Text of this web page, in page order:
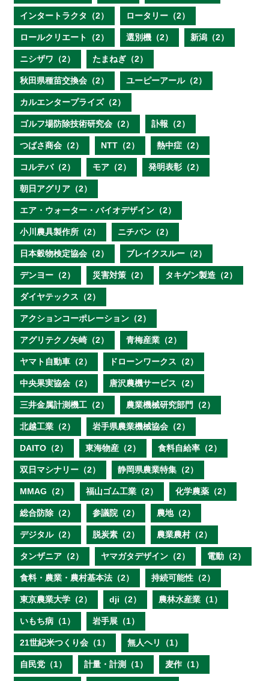
インタートラクタ（2） ロータリー（2）
ロールクリエート（2） 選別機（2） 新潟（2）
ニシザワ（2） たまねぎ（2）
秋田県種苗交換会（2） ユーピーアール（2）
カルエンタープライズ（2）
ゴルフ場防除技術研究会（2） 訃報（2）
つばさ商会（2） NTT（2） 熱中症（2）
コルテバ（2） モア（2） 発明表彰（2）
朝日アグリア（2）
エア・ウォーター・バイオデザイン（2）
小川農具製作所（2） ニチバン（2）
日本穀物検定協会（2） ブレイクスルー（2）
デンヨー（2） 災害対策（2） タキゲン製造（2）
ダイヤテックス（2）
アクションコーポレーション（2）
アグリテクノ矢崎（2） 青梅産業（2）
ヤマト自動車（2） ドローンワークス（2）
中央果実協会（2） 唐沢農機サービス（2）
三井金属計測機工（2） 農業機械研究部門（2）
北越工業（2） 岩手県農業機械協会（2）
DAITO（2） 東海物産（2） 食料自給率（2）
双日マシナリー（2） 静岡県農業特集（2）
MMAG（2） 福山ゴム工業（2） 化学農薬（2）
総合防除（2） 参議院（2） 農地（2）
デジタル（2） 脱炭素（2） 農業農村（2）
タンザニア（2） ヤマガタデザイン（2） 電動（2）
食料・農業・農村基本法（2） 持続可能性（2）
東京農業大学（2） dji（2） 農林水産業（1）
いもち病（1） 岩手展（1）
21世紀米つくり会（1） 無人ヘリ（1）
自民党（1） 計量・計測（1） 麦作（1）